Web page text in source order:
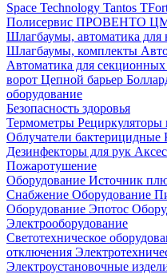
Space Technology Tantos
Полисервис ПРОВЕНТО
Шлагбаумы, автоматика для
Шлагбаумы, комплекты
Автоматика для секционных
ворот Цепной барьер
оборудование
Безопасность здоровья
Термометры Рециркуляторы
Облучатели бактерицидные
Дезинфекторы для рук
Пожаротушение
Оборудование Источник
Снабжение Оборудование
Оборудование Эпотос
Электрооборудование
Светотехническое
отключения
Электроустановочные